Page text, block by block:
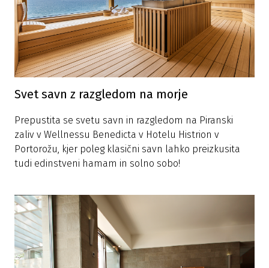
Svet savn z razgledom na morje
Prepustita se svetu savn in razgledom na Piranski
zaliv v Wellnessu Benedicta v Hotelu Histrion v
Portorožu, kjer poleg klasični savn lahko preizkusita
tudi edinstveni hamam in solno sobo!